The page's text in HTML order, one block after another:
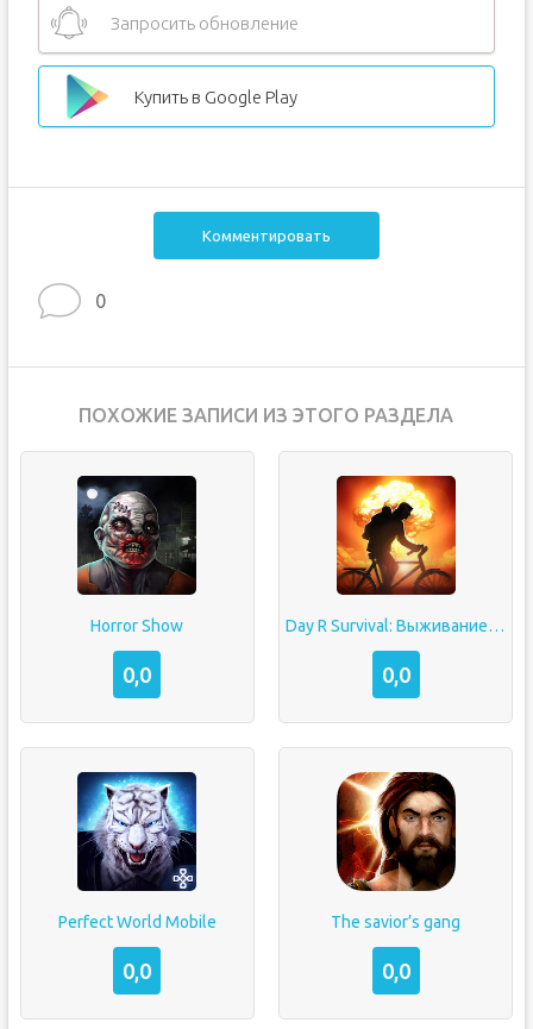
Запросить обновление
Купить в Google Play
Комментировать
0
ПОХОЖИЕ ЗАПИСИ ИЗ ЭТОГО РАЗДЕЛА
Horror Show
0,0
Day R Survival: Выживание в Апокалипсис СССР
0,0
Perfect World Mobile
0,0
The savior’s gang
0,0